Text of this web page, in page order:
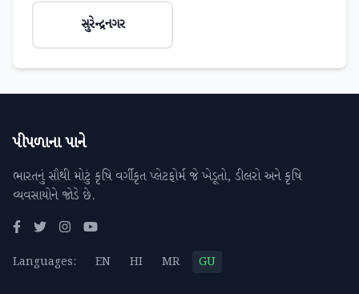
સુરેન્દ્રનગર
પીપળાના પાને
ભારતનું સૌથી મોટું કૃષિ વર્ગીકૃત પ્લેટફોર્મ જે ખેડૂતો, ડીલરો અને કૃષિ
વ્યવસાયોને જોડે છે.
Languages: EN HI MR GU